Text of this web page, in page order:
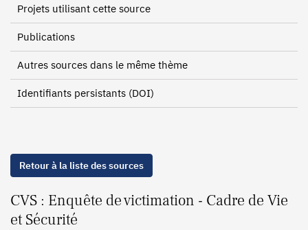
Projets utilisant cette source
Publications
Autres sources dans le même thème
Identifiants persistants (DOI)
Retour à la liste des sources
CVS : Enquête de victimation - Cadre de Vie
et Sécurité